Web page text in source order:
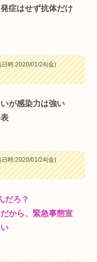
症はせず抗体だけ
時:2020/01/24(金)
が感染力は強い
時:2020/01/24(金)
だろ？
から、緊急事態宣